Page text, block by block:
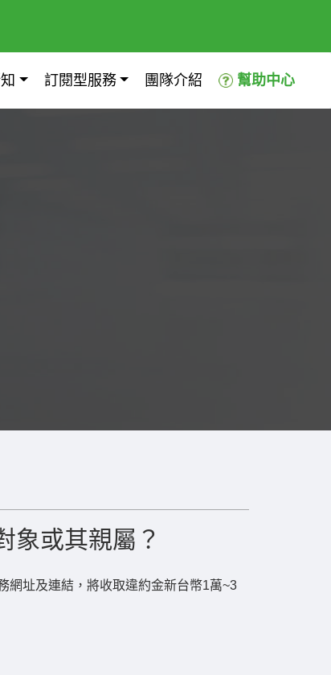
訂閱型服務 團隊介紹 幫助中心
象或其親屬？
網址及連結，將收取違約金新台幣1萬~3